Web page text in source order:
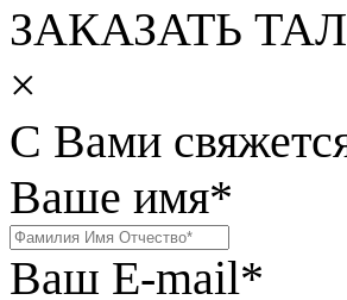
ЗАКАЗАТЬ
×
С Вами
Ваше имя*
Ваш E-mail*